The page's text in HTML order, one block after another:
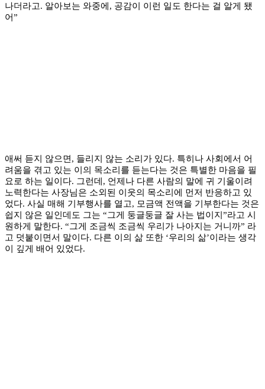
나더라고. 알아보는 와중에, 공감이 이런 일도 한다는 걸 알게 됐
어”
애써 듣지 않으면, 들리지 않는 소리가 있다. 특히나 사회에서 어
려움을 겪고 있는 이의 목소리를 듣는다는 것은 특별한 마음을 필
요로 하는 일이다. 그런데, 언제나 다른 사람의 말에 귀 기울이려
노력한다는 사장님은 소외된 이웃의 목소리에 먼저 반응하고 있
었다. 사실 매해 기부행사를 열고, 모금액 전액을 기부한다는 것은
쉽지 않은 일인데도 그는 “그게 둥글둥글 잘 사는 법이지”라고 시
원하게 말한다. “그게 조금씩 조금씩 우리가 나아지는 거니까” 라
고 덧붙이면서 말이다. 다른 이의 삶 또한 ‘우리의 삶’이라는 생각
이 깊게 배어 있었다.